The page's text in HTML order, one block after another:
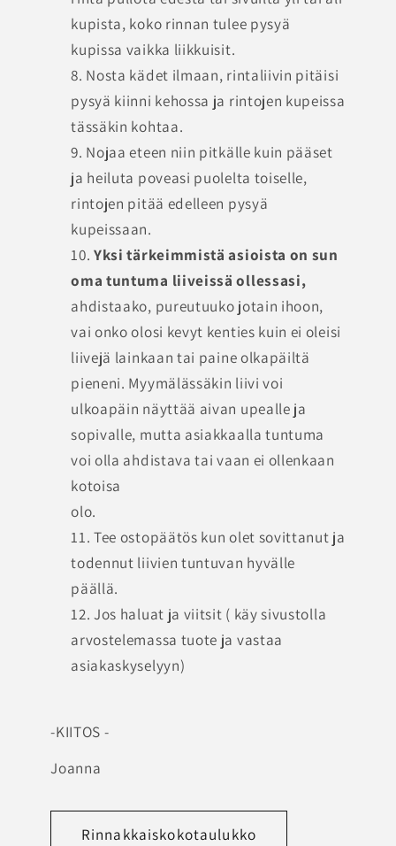
kupista, koko rinnan tulee pysyä
kupissa vaikka liikkuisit.
Nosta kädet ilmaan, rintaliivin pitäisi
pysyä kiinni kehossa ja rintojen kupeissa
tässäkin kohtaa.
Nojaa eteen niin pitkälle kuin pääset
ja heiluta poveasi puolelta toiselle,
rintojen pitää edelleen pysyä
kupeissaan.
Yksi tärkeimmistä asioista on sun
oma tuntuma liiveissä ollessasi,
ahdistaako, pureutuuko jotain ihoon,
vai onko olosi kevyt kenties kuin ei oleisi
liivejä lainkaan tai paine olkapäiltä
pieneni. Myymälässäkin liivi voi
ulkoapäin näyttää aivan upealle ja
sopivalle, mutta asiakkaalla tuntuma
voi olla ahdistava tai vaan ei ollenkaan
kotoisa
olo.
Tee ostopäätös kun olet sovittanut ja
todennut liivien tuntuvan hyvälle
päällä.
Jos haluat ja viitsit ( käy sivustolla
arvostelemassa tuote ja vastaa
asiakaskyselyyn)
-KIITOS -
Joanna
Rinnakkaiskokotaulukko